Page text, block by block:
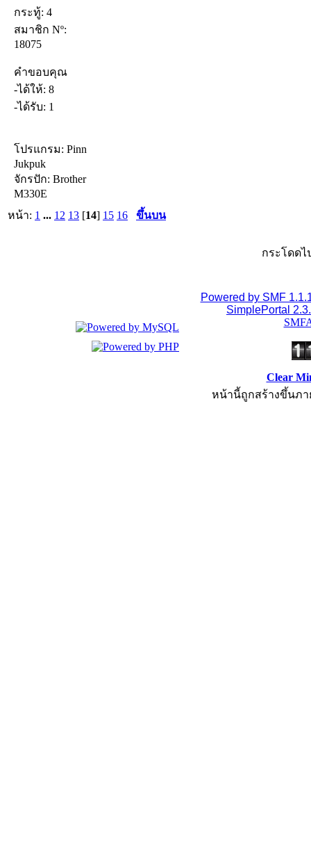
กระทู้: 4
สมาชิก Nº:
18075
คำขอบคุณ
-ได้ให้: 8
-ได้รับ: 1
โปรแกรม: Pinn
Jukpuk
จักรปัก: Brother
M330E
หน้า: 1 ... 12 13 [14] 15 16 ขึ้นบน
กระโดดไ
Powered by SMF
SimplePortal
Clear
หน้านี้ถูกสร้างขึ้นภา